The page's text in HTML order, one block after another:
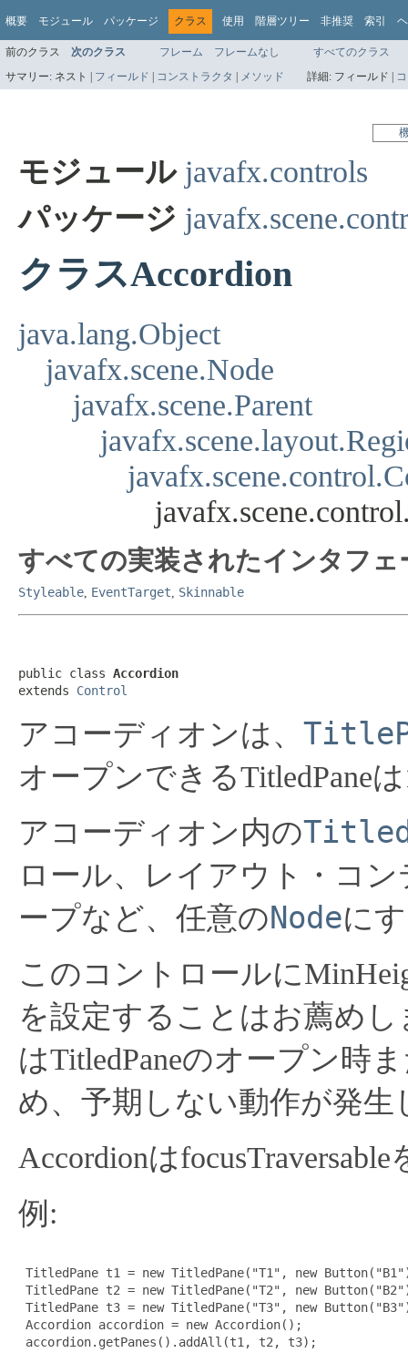
概要 モジュール パッケージ クラス 使用 階層ツリー 非推奨 索引
前のクラス 次のクラス フレーム フレームなし
すべてのクラス
サマリー: ネスト | フィールド | コンストラクタ | メソッド 詳細: フィールド |
モジュール javafx.controls
パッケージ
クラスAccordion
java.lang.Object
javafx.scene.Node
javafx.scene.Parent
すべての実装されたインタフェ
Styleable, EventTarget, Skinnable
public class Accordion
extends Control
アコーディオンは、
オープンできるTitledPane
アコーディオン内の
ロール、レイアウト・コ
ープなど、任意のNodeに
このコントロールに
を設定することはお薦めし
はTitledPaneのオープン時
め、予期しない動作が発生
Accordionは
例:
TitledPane t1 = new TitledPane("T1", new
TitledPane t2 = new TitledPane("T2", new
TitledPane t3 = new TitledPane("T3", new
Accordion accordion = new Accordion();
accordion.getPanes().addAll(t1, t2, t3);